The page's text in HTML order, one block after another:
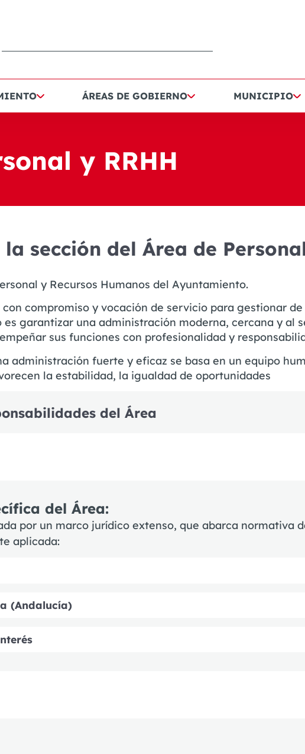
ÁREAS DE GOBIERNO MUNICIPIO
y RRHH
sección del Área de
y Recursos Humanos del Ayuntamiento.
compromiso y vocación de servicio para gestionar
garantizar una administración moderna, cercana y al
sus funciones con profesionalidad y
administración fuerte y eficaz se basa en un equipo
la estabilidad, la igualdad de oportunidades
del Área
del Área:
por un marco jurídico extenso, que abarca normativa
aplicada:
(Andalucía)